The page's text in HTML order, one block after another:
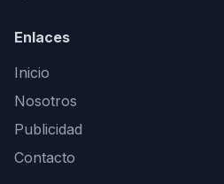
Enlaces
Inicio
Nosotros
Publicidad
Contacto